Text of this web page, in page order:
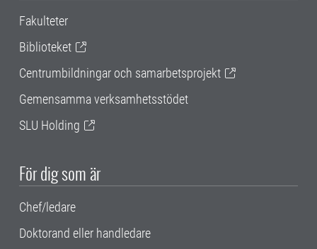
Fakulteter
Biblioteket
Centrumbildningar och samarbetsprojekt
Gemensamma verksamhetsstödet
SLU Holding
För dig som är
Chef/ledare
Doktorand eller handledare